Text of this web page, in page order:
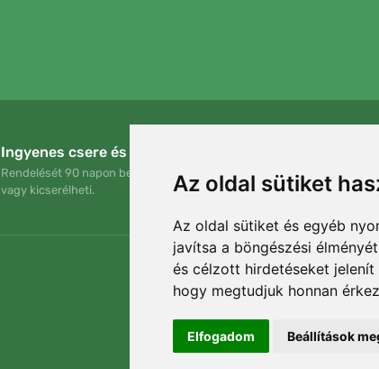
Az oldal sütiket
Az oldal sütiket és egyéb
javítsa a böngészési
és célzott hirdetéseket
hogy megtudjuk honnan
Elfogadom Beállítások
Ingyenes csere és visszaküldés
Rendelését 90 napon belül bármikor visszaküldheti
vagy kicserélheti.